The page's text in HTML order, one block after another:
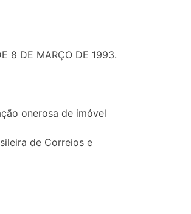
8 DE MARÇO DE 1993.
onerosa de imóvel
de Correios e